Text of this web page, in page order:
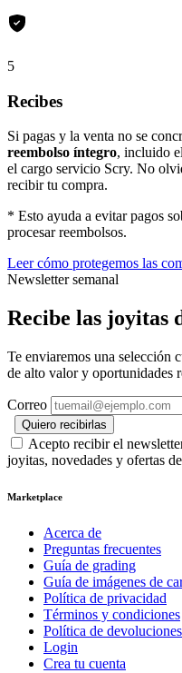
5
Recibes
Si pagas y la venta no se
reembolso íntegro, incluido
el cargo servicio Scry. No
recibir tu compra.
* Esto ayuda a evitar pagos
procesar reembolsos.
Leer cómo protegemos las
Newsletter semanal
Recibe las joyitas
Te enviaremos una selección
de alto valor y oportunidades
Correo
Quiero recibirlas
Acepto recibir el
joyitas, novedades y ofertas
Marketplace
Acerca de
Preguntas frecuentes
Guía de grading
Guía de imágenes de
Política de privacidad
Términos y condiciones
Política de devoluciones
Login
Crea tu cuenta